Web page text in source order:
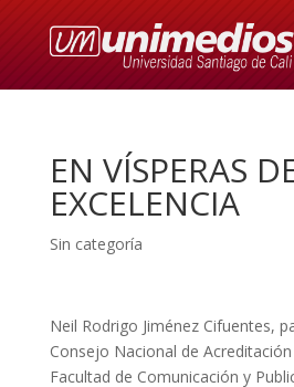
EN VÍSPERAS
EXCELENCIA
Sin categoría
Neil Rodrigo Jiménez Cifuentes,
Consejo Nacional de
Facultad de Comunicación y